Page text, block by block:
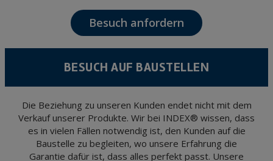
The data in our files are strictly confidential and shall be treated with the utmost
confidentiality and shall comply with all the requirements provided for the General
Data Protection Regulation (GDPR) 2016.
According to Data Protection legislation, you are strongly advised not to send high-
encrypted. Should these details be sent, it is done so under your sole responsibility.
and opposition under the provisions of the General Data Protection Regulation
Portalada II | c/ Segador 13, 26006 | Logroño (La Rioja).
Besuch anfordern
BESUCH AUF BAUSTELLEN
Die Beziehung zu unseren Kunden endet nicht mit dem
Verkauf unserer Produkte. Wir bei INDEX® wissen, dass
es in vielen Fällen notwendig ist, den Kunden auf die
Baustelle zu begleiten, wo unsere Erfahrung die
Garantie dafür ist, dass alles perfekt passt. Unsere